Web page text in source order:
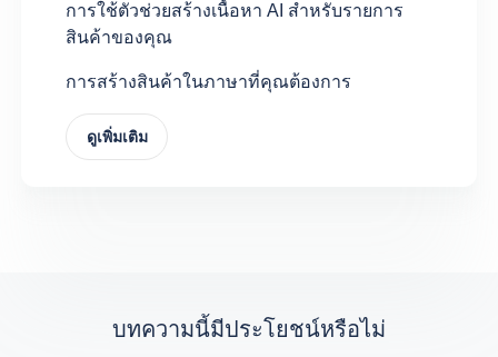
การใช้ตัวช่วยสร้างเนื้อหา AI สำหรับรายการ
สินค้าของคุณ
การสร้างสินค้าในภาษาที่คุณต้องการ
ดูเพิ่มเติม
บทความนี้มีประโยชน์หรือไม่